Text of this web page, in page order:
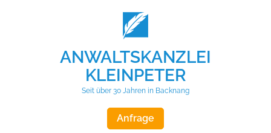
ANWALTSKANZLEI
KLEINPETER
Seit über 30 Jahren in Backnang
Anfrage